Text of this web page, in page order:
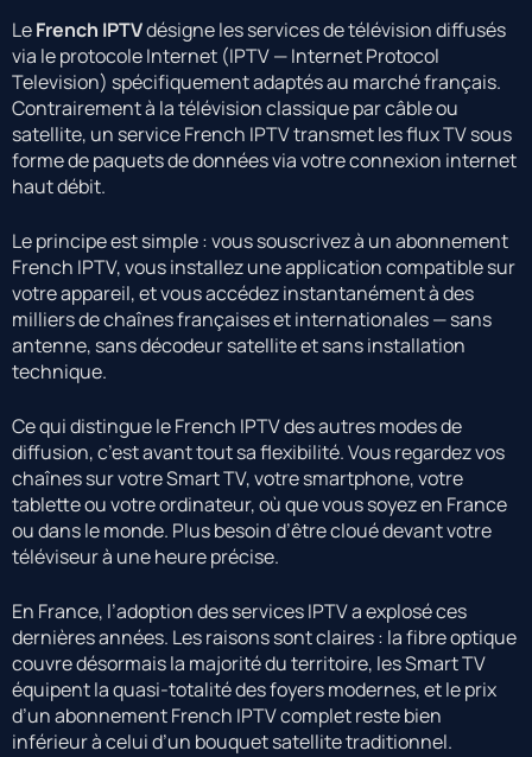
LeFrench IPTVdésigne les services de télévision diffusés
via le protocole Internet (IPTV — Internet Protocol
Television) spécifiquement adaptés au marché français.
Contrairement à la télévision classique par câble ou
satellite, un service French IPTV transmet les flux TV sous
forme de paquets de données via votre connexion internet
haut débit.
Le principe est simple : vous souscrivez à un abonnement
French IPTV, vous installez une application compatible sur
votre appareil, et vous accédez instantanément à des
milliers de chaînes françaises et internationales — sans
antenne, sans décodeur satellite et sans installation
technique.
Ce qui distingue le French IPTV des autres modes de
diffusion, c’est avant tout sa flexibilité. Vous regardez vos
chaînes sur votre Smart TV, votre smartphone, votre
tablette ou votre ordinateur, où que vous soyez en France
ou dans le monde. Plus besoin d’être cloué devant votre
téléviseur à une heure précise.
En France, l’adoption des services IPTV a explosé ces
dernières années. Les raisons sont claires : la fibre optique
couvre désormais la majorité du territoire, les Smart TV
équipent la quasi-totalité des foyers modernes, et le prix
d’un abonnement French IPTV complet reste bien
inférieur à celui d’un bouquet satellite traditionnel.